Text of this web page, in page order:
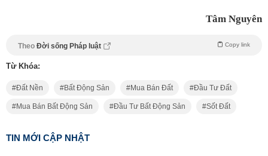
Tâm Nguyên
Theo Đời sống Pháp luật Copy link
Từ Khóa:
Đất Nền Bất Động Sản Mua Bán Đất Đầu Tư Đất
Mua Bán Bất Động Sản Đầu Tư Bất Động Sản Sốt Đất
TIN MỚI CẬP NHẬT